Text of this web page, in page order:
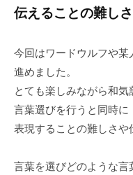
伝えることの難しさ
今回はワードウルフや
進めました。
とても楽しみながら和
言葉選びを行うと同時に
表現することの難しさや
言葉を選びどのような言